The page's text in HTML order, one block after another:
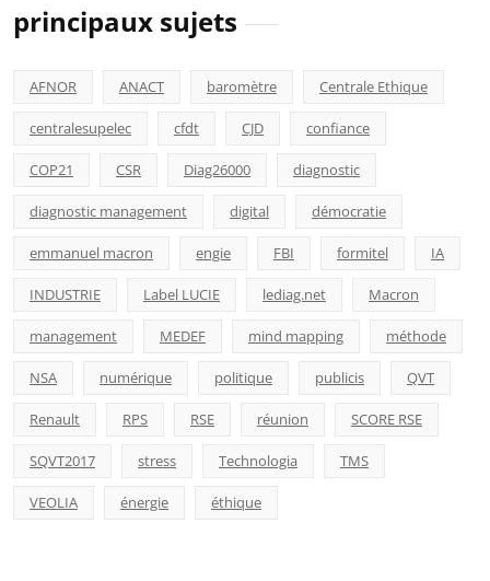
principaux sujets
AFNOR ANACT baromètre Centrale Ethique
centralesupelec cfdt CJD confiance
COP21 CSR Diag26000 diagnostic
diagnostic management digital démocratie
emmanuel macron engie FBI formitel IA
INDUSTRIE Label LUCIE lediag.net Macron
management MEDEF mind mapping méthode
NSA numérique politique publicis QVT
Renault RPS RSE réunion SCORE RSE
SQVT2017 stress Technologia TMS
VEOLIA énergie éthique